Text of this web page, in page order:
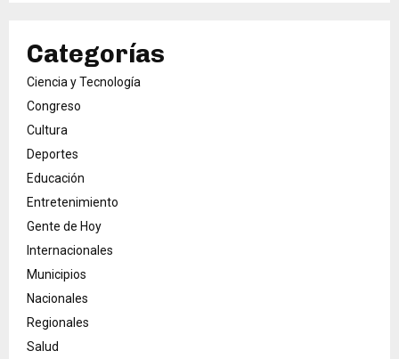
Categorías
Ciencia y Tecnología
Congreso
Cultura
Deportes
Educación
Entretenimiento
Gente de Hoy
Internacionales
Municipios
Nacionales
Regionales
Salud